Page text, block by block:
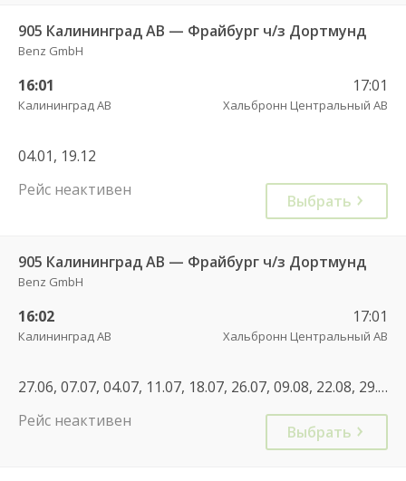
905 Калининград АВ — Фрайбург ч/з Дортмунд
Benz GmbH
16:01
Калининград АВ
17:01
Хальбронн Центральный АВ
04.01, 19.12
Рейс неактивен
Выбрать
905 Калининград АВ — Фрайбург ч/з Дортмунд
Benz GmbH
16:02
Калининград АВ
17:01
Хальбронн Центральный АВ
27.06, 07.07, 04.07, 11.07, 18.07, 26.07, 09.08, 22.08, 29.08, 10.10, 05.06, 31.07, 10.07, 17.07
Рейс неактивен
Выбрать